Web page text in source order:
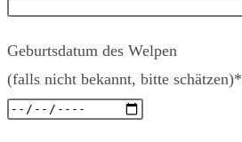
Geburtsdatum des Welpen
(falls nicht bekannt, bitte schätzen)*